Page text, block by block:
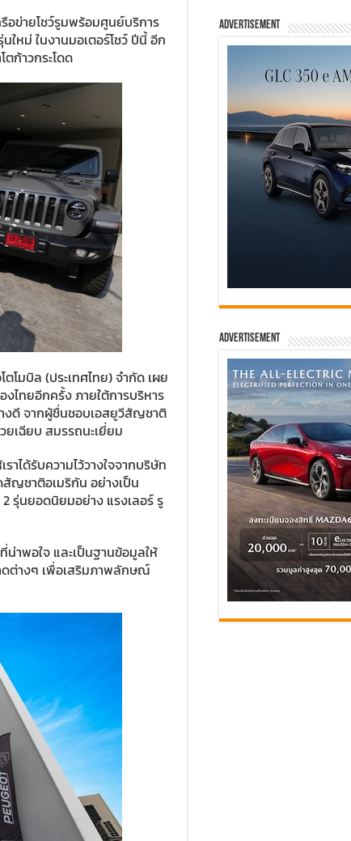
อข่ายโชว์รูมพร้อมศูนย์บริการ
หม่ ในงานมอเตอร์โชว์ ปีนี้ อีก
ก้าวกระโดด
โมบิล (ประเทศไทย) จำกัด เผย
งไทยอีกครั้ง ภายใต้การบริหาร
งดี จากผู้ชื่นชอบเอสยูวีสัญชาติ
ยเฉียบ สมรรถนะเยี่ยม
าได้รับความไว้วางใจจากบริษัท
สัญชาติอเมริกัน อย่างเป็น
2 รุ่นยอดนิยมอย่าง แรงเลอร์ รู
าพอใจ และเป็นฐานข้อมูลให้
ดต่างๆ เพื่อเสริมภาพลักษณ์
Advertisement
Advertisement